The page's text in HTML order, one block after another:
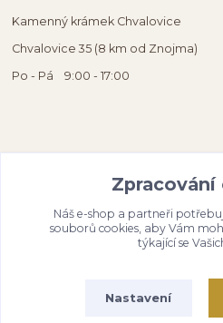
Kamenný krámek Chvalovice
Chvalovice 35 (8 km od Znojma)
Po - Pá 9:00 - 17:00
Zpracování
Náš e-shop a partneři
souborů cookies, aby Vám
týkající se
Nastavení